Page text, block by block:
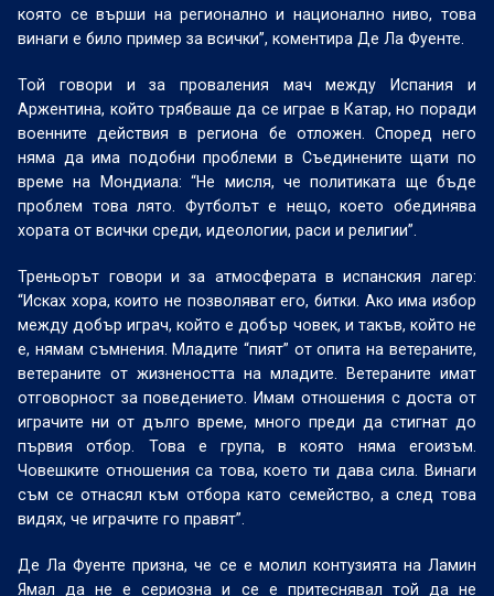
която се върши на регионално и национално ниво, това
винаги е било пример за всички”, коментира Де Ла Фуенте.
Той говори и за проваления мач между Испания и
Аржентина, който трябваше да се играе в Катар, но поради
военните действия в региона бе отложен. Според него
няма да има подобни проблеми в Съединените щати по
време на Мондиала: “Не мисля, че политиката ще бъде
проблем това лято. Футболът е нещо, което обединява
хората от всички среди, идеологии, раси и религии”.
Треньорът говори и за атмосферата в испанския лагер:
“Исках хора, които не позволяват его, битки. Ако има избор
между добър играч, който е добър човек, и такъв, който не
е, нямам съмнения. Младите “пият” от опита на ветераните,
ветераните от жизнеността на младите. Ветераните имат
отговорност за поведението. Имам отношения с доста от
играчите ни от дълго време, много преди да стигнат до
първия отбор. Това е група, в която няма егоизъм.
Човешките отношения са това, което ти дава сила. Винаги
съм се отнасял към отбора като семейство, а след това
видях, че играчите го правят”.
Де Ла Фуенте призна, че се е молил контузията на Ламин
Ямал да не е сериозна и се е притеснявал той да не